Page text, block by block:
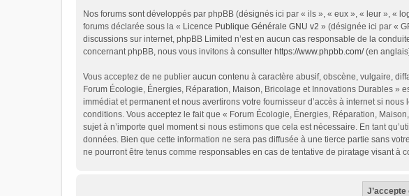
Nos forums sont développés par phpBB (désignés ici par « ils », « eux », « leur », «
forums déclarée sous la « Licence Publique Générale GNU v2 » (désignée ici par «
discussions sur internet, phpBB Limited n’est en aucun cas responsable de la
concernant phpBB, nous vous invitons à consulter https://www.phpbb.com/(en
Vous acceptez de ne publier aucun contenu à caractère abusif, obscène, vulgaire,
Forum Écologie, Énergies, Réparation, Maison, Bricolage et Innovations Durables
immédiat et permanent et nous avertirons votre fournisseur d’accès à internet si
conditions. Vous acceptez le fait que « Forum Écologie, Énergies, Réparation,
sujet à n’importe quel moment si nous estimons que cela est nécessaire. En tant
données. Bien que cette information ne sera pas diffusée à une tierce partie sans
ne pourront être tenus comme responsables en cas de tentative de piratage visant à